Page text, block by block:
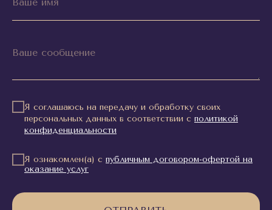
Я соглашаюсь на передачу и обработку своих
персональных данных в соответствии с политикой
конфиденциальности
Я ознакомлен(а) с публичным договором-офертой на
оказание услуг